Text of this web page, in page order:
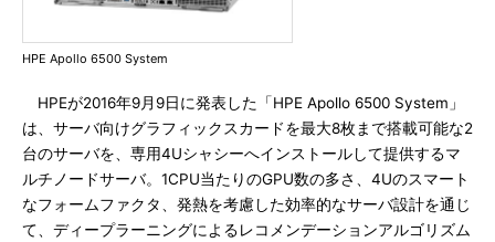
HPE Apollo 6500 System
HPEが2016年9月9日に発表した「HPE Apollo 6500 System」
は、サーバ向けグラフィックスカードを最大8枚まで搭載可能な2
台のサーバを、専用4Uシャシーへインストールして提供するマ
ルチノードサーバ。1CPU当たりのGPU数の多さ、4Uのスマート
なフォームファクタ、発熱を考慮した効率的なサーバ設計を通じ
て、ディープラーニングによるレコメンデーションアルゴリズム